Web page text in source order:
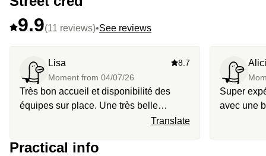
9.9(11 reviews)•See reviews
Lisa
Moment from 04/07/26
8.7
Très bon accueil et disponibilité des
équipes sur place. Une très belle
Translate
Super
avec une
Practical info